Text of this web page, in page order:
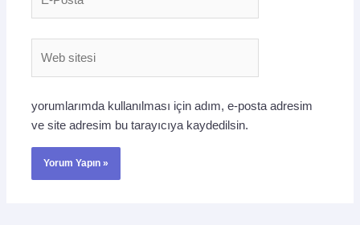
yorumlarımda kullanılması için adım, e-posta adresim
ve site adresim bu tarayıcıya kaydedilsin.